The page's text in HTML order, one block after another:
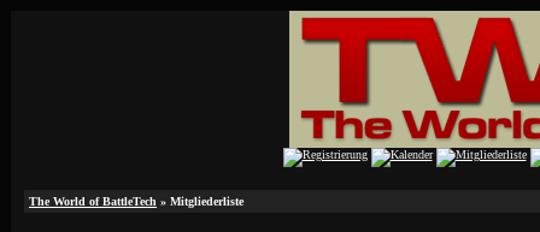
The World of BattleTech » Mitgliederliste